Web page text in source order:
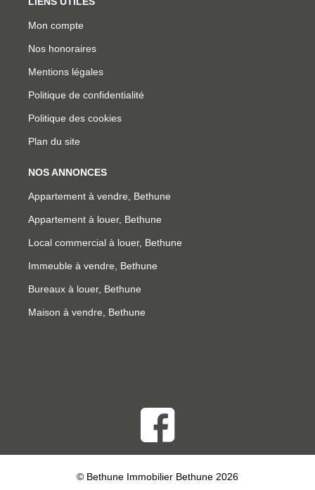
Mon compte
Nos honoraires
Mentions légales
Politique de confidentialité
Politique des cookies
Plan du site
NOS ANNONCES
Appartement à vendre, Bethune
Appartement à louer, Bethune
Local commercial à louer, Bethune
Immeuble à vendre, Bethune
Bureaux à louer, Bethune
Maison à vendre, Bethune
© Bethune Immobilier Bethune 2026